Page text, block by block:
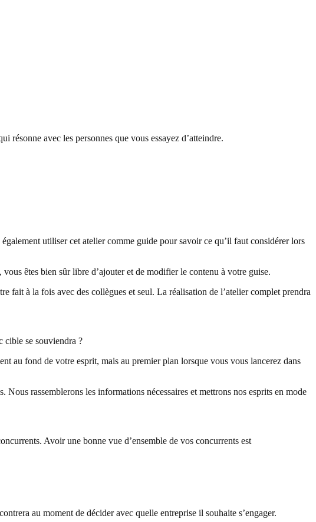
résonne avec les personnes que vous essayez d’atteindre.
utiliser cet atelier comme guide pour savoir ce qu’il faut considérer lors
vous êtes bien sûr libre d’ajouter et de modifier le contenu à votre guise.
fait à la fois avec des collègues et seul. La réalisation de l’atelier complet prendra
cible se souviendra ?
au fond de votre esprit, mais au premier plan lorsque vous vous lancerez dans
rassemblerons les informations nécessaires et mettrons nos esprits en mode
Avoir une bonne vue d’ensemble de vos concurrents est
au moment de décider avec quelle entreprise il souhaite s’engager.